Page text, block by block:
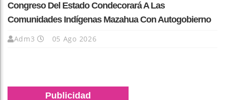
Congreso Del Estado Condecorará A Las
Comunidades Indígenas Mazahua Con Autogobierno
Adm3 05 Ago 2026
Publicidad